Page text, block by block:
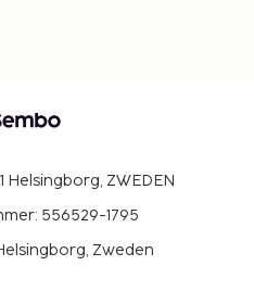
Helsingborg, ZWEDEN
556529-1795
Zweden